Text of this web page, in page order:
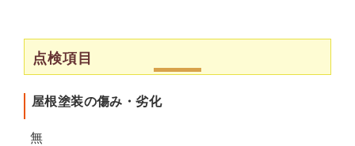
点検項目
屋根塗装の傷み・劣化
無